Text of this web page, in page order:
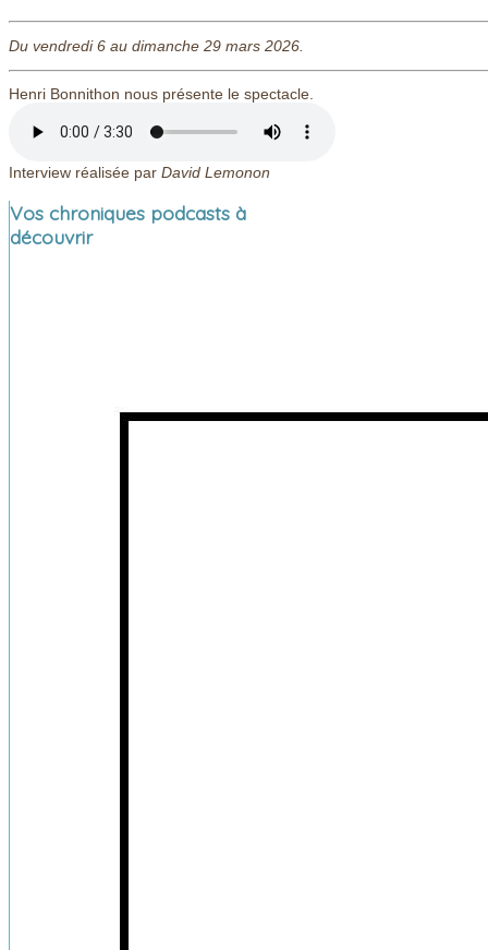
Du vendredi 6 au dimanche 29 mars 2026.
Henri Bonnithon nous présente le spectacle.
Interview réalisée par David Lemonon
Vos chroniques podcasts à
découvrir